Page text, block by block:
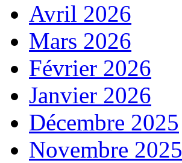
Avril 2026
Mars 2026
Février 2026
Janvier 2026
Décembre 2025
Novembre 2025